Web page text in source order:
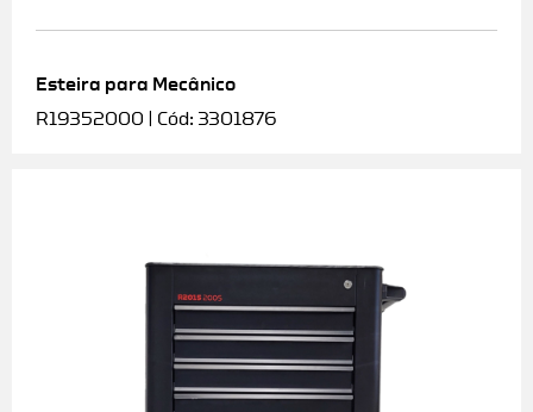
Esteira para Mecânico
R19352000 | Cód: 3301876